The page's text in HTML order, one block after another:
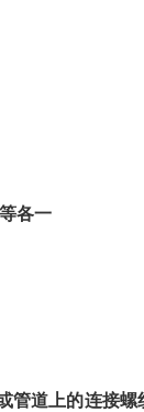
各一
道上的连接螺